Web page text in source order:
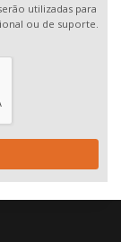
utilizadas para
ou de suporte.